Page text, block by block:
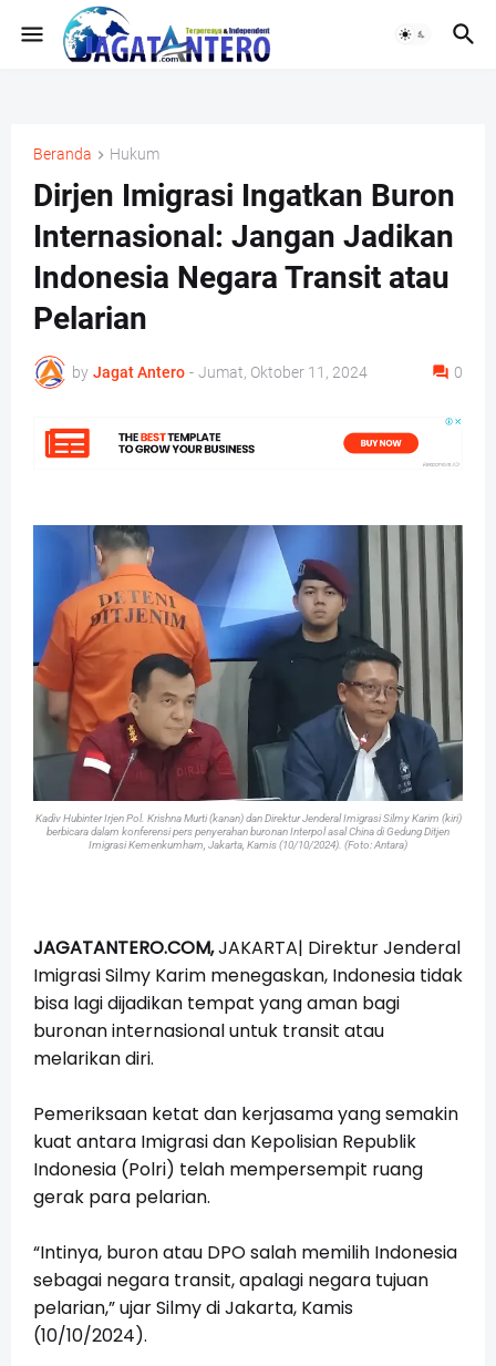
Beranda Hukum
Dirjen Imigrasi Ingatkan Buron
Internasional: Jangan Jadikan
Indonesia Negara Transit atau
Pelarian
by Jagat Antero - Jumat, Oktober 11, 2024 0
Kadiv Hubinter Irjen Pol. Krishna Murti (kanan) dan Direktur Jenderal Imigrasi Silmy Karim (kiri)
berbicara dalam konferensi pers penyerahan buronan Interpol asal China di Gedung Ditjen
Imigrasi Kemenkumham, Jakarta, Kamis (10/10/2024). (Foto: Antara)
JAGATANTERO.COM,JAKARTA| Direktur Jenderal
Imigrasi Silmy Karim menegaskan, Indonesia tidak
bisa lagi dijadikan tempat yang aman bagi
buronan internasional untuk transit atau
melarikan diri.
Pemeriksaan ketat dan kerjasama yang semakin
kuat antara Imigrasi dan Kepolisian Republik
Indonesia (Polri) telah mempersempit ruang
gerak para pelarian.
“Intinya, buron atau DPO salah memilih Indonesia
sebagai negara transit, apalagi negara tujuan
pelarian,” ujar Silmy di Jakarta, Kamis
(10/10/2024).